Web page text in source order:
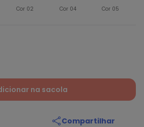
Cor 02 Cor 04 Cor 05
na sacola
Compartilhar